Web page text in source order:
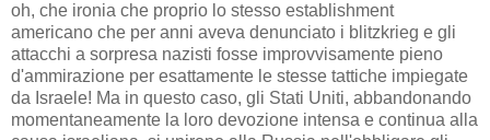
oh, che ironia che proprio lo stesso establishment
americano che per anni aveva denunciato i blitzkrieg e gli
attacchi a sorpresa nazisti fosse improvvisamente pieno
d'ammirazione per esattamente le stesse tattiche impiegate
da Israele! Ma in questo caso, gli Stati Uniti, abbandonando
momentaneamente la loro devozione intensa e continua alla